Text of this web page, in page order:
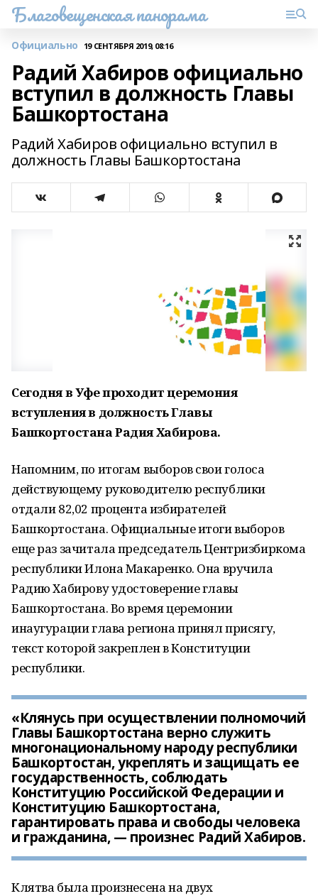
Благовещенская панорама
Официально 19 СЕНТЯБРЯ 2019, 08:16
Радий Хабиров официально
вступил в должность Главы
Башкортостана
Радий Хабиров официально вступил в
должность Главы Башкортостана
Сегодня в Уфе проходит церемония
вступления в должность Главы
Башкортостана Радия Хабирова.
Напомним, по итогам выборов свои голоса
действующему руководителю республики
отдали 82,02 процента избирателей
Башкортостана. Официальные итоги выборов
еще раз зачитала председатель Центризбиркома
республики Илона Макаренко. Она вручила
Радию Хабирову удостоверение главы
Башкортостана. Во время церемонии
инаугурации глава региона принял присягу,
текст которой закреплен в Конституции
республики.
«Клянусь при осуществлении полномочий
Главы Башкортостана верно служить
многонациональному народу республики
Башкортостан, укреплять и защищать ее
государственность, соблюдать
Конституцию Российской Федерации и
Конституцию Башкортостана,
гарантировать права и свободы человека
и гражданина, — произнес Радий Хабиров.
Клятва была произнесена на двух